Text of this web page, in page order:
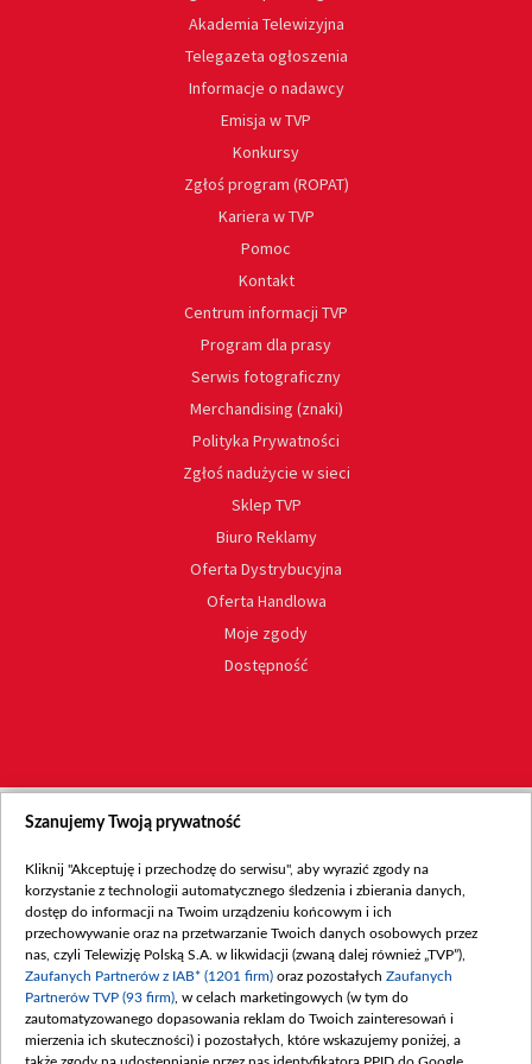
Akademia Telewizyjna
Telegazeta ogłoszenia
Informacje o nadawcy
Emisja w TVP
Konkursy
Zgłoś program (ROPAT)
Kariera w TVP
Pomoc
Kontakt
Centrum informacji TVP
Program dla prasy
Serwis fotograficzny
Merchandising (znaki)
Polityka Prywatności
Zgłoś nadużycie w sieci
Sklep TVP
Biuro Reklamy
Oferta Dystrybucyjna
Oferta Handlowa
Moje zgody
Dostępność
Szanujemy Twoją prywatność
Kliknij "Akceptuję i przechodzę do serwisu", aby wyrazić zgody na
korzystanie z technologii automatycznego śledzenia i zbierania danych,
dostęp do informacji na Twoim urządzeniu końcowym i ich
przechowywanie oraz na przetwarzanie Twoich danych osobowych przez
nas, czyli Telewizję Polską S.A. w likwidacji (zwaną dalej również „TVP”),
Zaufanych Partnerów z IAB* (1201 firm) oraz pozostałych Zaufanych
Partnerów TVP (93 firm) , w celach marketingowych (w tym do
zautomatyzowanego dopasowania reklam do Twoich zainteresowań i
mierzenia ich skuteczności) i pozostałych, które wskazujemy poniżej, a